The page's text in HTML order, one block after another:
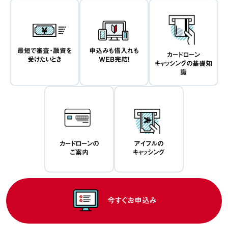
最短で審査・融資を
受けたいとき
申込みも借入れも
WEB完結！
カードローン
キャッシングの基礎知
識
カードローンの
ご案内
アイフルの
キャッシング
今すぐお申込み